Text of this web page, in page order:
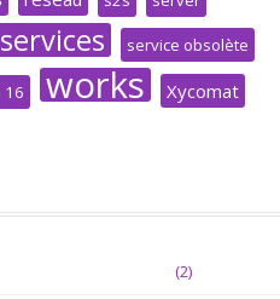
service obsolète
16 works Xycomat
(2)